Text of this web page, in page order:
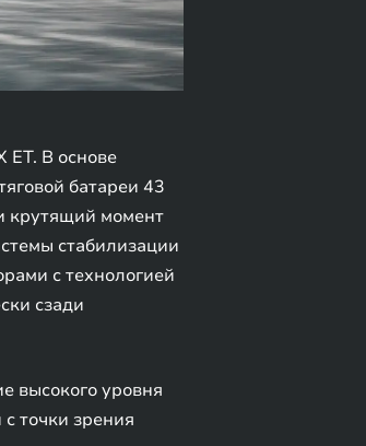
ET. В основе
батареи 43
крутящий момент
стабилизации
с технологией
сзади
высокого уровня
точки зрения